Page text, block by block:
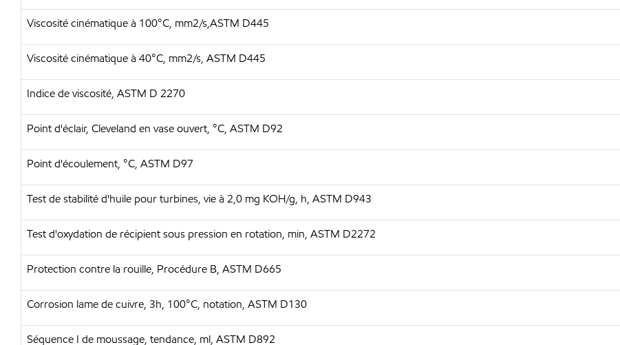
Viscosité cinématique à 100°C, mm2/s,ASTM D445
Viscosité cinématique à 40°C, mm2/s, ASTM D445
Indice de viscosité, ASTM D 2270
Point d'éclair, Cleveland en vase ouvert, °C, ASTM D92
Point d'écoulement, °C, ASTM D97
Test de stabilité d'huile pour turbines, vie à 2,0 mg KOH/g, h, ASTM D943
Test d'oxydation de récipient sous pression en rotation, min, ASTM D2272
Protection contre la rouille, Procédure B, ASTM D665
Corrosion lame de cuivre, 3h, 100°C, notation, ASTM D130
Séquence I de moussage, tendance, ml, ASTM D892